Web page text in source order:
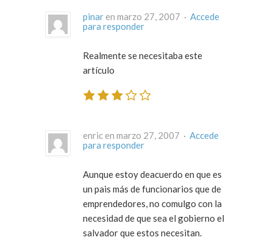
pinar en marzo 27, 2007 · Accede
para responder
Realmente se necesitaba este
artículo
enric en marzo 27, 2007 · Accede
para responder
Aunque estoy deacuerdo en que es
un pais más de funcionarios que de
emprendedores, no comulgo con la
necesidad de que sea el gobierno el
salvador que estos necesitan.